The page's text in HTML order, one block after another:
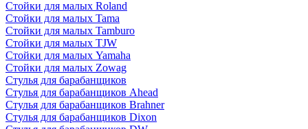
Стойки для малых Roland
Стойки для малых Tama
Стойки для малых Tamburo
Стойки для малых TJW
Стойки для малых Yamaha
Стойки для малых Zowag
Стулья для барабанщиков
Стулья для барабанщиков Ahead
Стулья для барабанщиков Brahner
Стулья для барабанщиков Dixon